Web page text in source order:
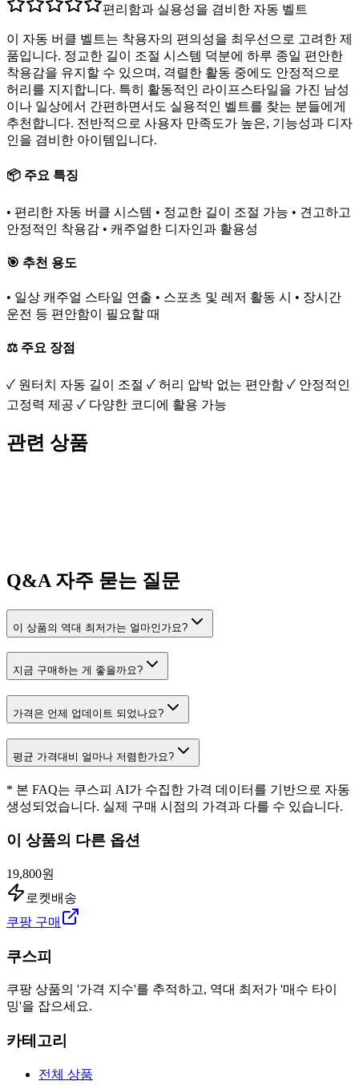
편리함과 실용성을 겸비한 자동 벨트
이 자동 버클 벨트는 착용자의 편의성을 최우선으로 고려한 제
품입니다. 정교한 길이 조절 시스템 덕분에 하루 종일 편안한
착용감을 유지할 수 있으며, 격렬한 활동 중에도 안정적으로
허리를 지지합니다. 특히 활동적인 라이프스타일을 가진 남성
이나 일상에서 간편하면서도 실용적인 벨트를 찾는 분들에게
추천합니다. 전반적으로 사용자 만족도가 높은, 기능성과 디자
인을 겸비한 아이템입니다.
📦 주요 특징
• 편리한 자동 버클 시스템 • 정교한 길이 조절 가능 • 견고하고
안정적인 착용감 • 캐주얼한 디자인과 활용성
🎯 추천 용도
• 일상 캐주얼 스타일 연출 • 스포츠 및 레저 활동 시 • 장시간
운전 등 편안함이 필요할 때
⚖️ 주요 장점
✓ 원터치 자동 길이 조절 ✓ 허리 압박 없는 편안함 ✓ 안정적인
고정력 제공 ✓ 다양한 코디에 활용 가능
관련 상품
Q&A 자주 묻는 질문
이 상품의 역대 최저가는 얼마인가요?
지금 구매하는 게 좋을까요?
가격은 언제 업데이트 되었나요?
평균 가격대비 얼마나 저렴한가요?
* 본 FAQ는 쿠스피 AI가 수집한 가격 데이터를 기반으로 자동
생성되었습니다. 실제 구매 시점의 가격과 다를 수 있습니다.
이 상품의 다른 옵션
19,800원
로켓배송
쿠팡 구매
쿠스피
쿠팡 상품의 '가격 지수'를 추적하고, 역대 최저가 '매수 타이
밍'을 잡으세요.
카테고리
전체 상품